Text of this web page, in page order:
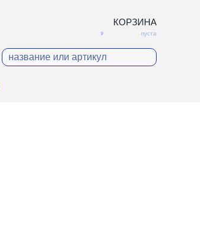
КОРЗИНА
пуста